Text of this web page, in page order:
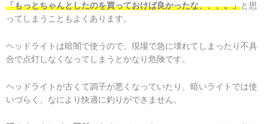
「もっとちゃんとしたのを買っておけば良かったな、、、。」と思
ってしまうこともよくあります。
ヘッドライトは暗闇で使うので、現場で急に壊れてしまったり不具
合で点灯しなくなってしまうとかなり危険です。
ヘッドライトが古くて調子が悪くなっていたり、暗いライトでは使
いづらく、なにより快適に釣りができません。